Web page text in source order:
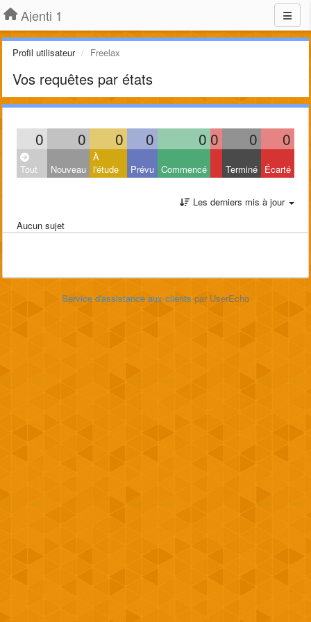
Ajenti 1
Profil utilisateur Freelax
Vos requêtes par états
0 0 0 0 0 0 0 0
Tout Nouveau
À
l'étude
Prévu Commencé Terminé Écarté
Les derniers mis à jour
Aucun sujet
Service d'assistance aux clients par UserEcho